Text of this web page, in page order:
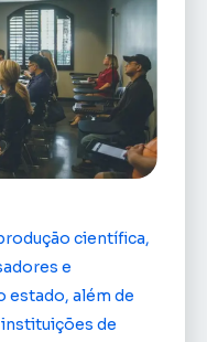
científica,
e
estado, além de
de